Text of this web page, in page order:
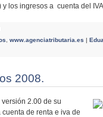
los ingresos a cuenta del
www.agenciatributaria.es |
2008.
2.00 de su
de renta e iva de